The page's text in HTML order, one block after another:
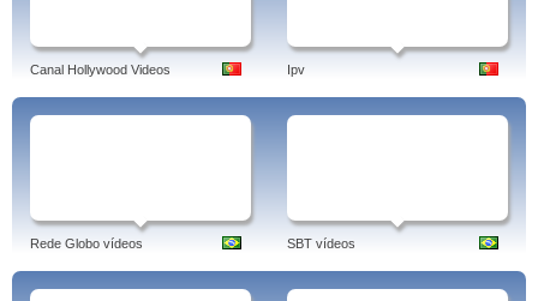
Canal Hollywood Videos Ipv
Rede Globo vídeos SBT vídeos